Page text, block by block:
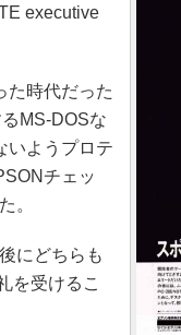
executive
時代だった
MS-DOSな
いようプロテ
チェッ
。
にどちらも
を受けるこ